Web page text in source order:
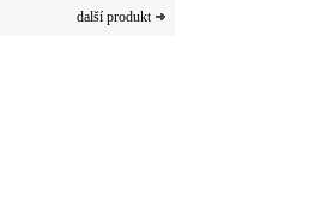
další produkt